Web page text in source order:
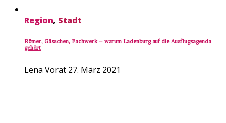
Region, Stadt
Römer, Gässchen, Fachwerk – warum Ladenburg auf die Ausflugsagenda
gehört
Lena Vorat 27. März 2021